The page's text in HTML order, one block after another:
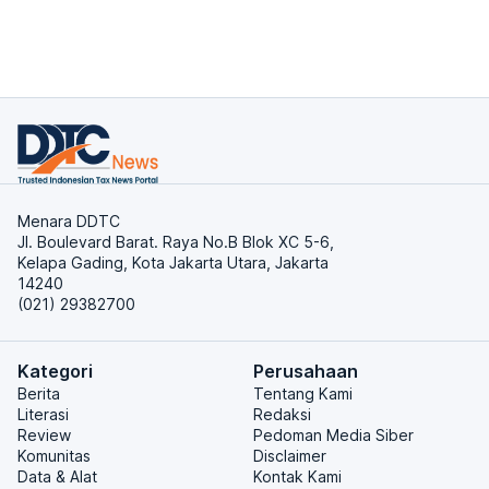
Menara DDTC
Jl. Boulevard Barat. Raya No.B Blok XC 5-6,
Kelapa Gading, Kota Jakarta Utara, Jakarta
14240
(021) 29382700
Kategori
Berita
Literasi
Review
Komunitas
Data & Alat
Perusahaan
Tentang Kami
Redaksi
Pedoman Media Siber
Disclaimer
Kontak Kami